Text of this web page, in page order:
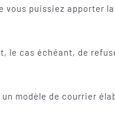
puissiez apporter
le cas échéant, de
modèle de courrier